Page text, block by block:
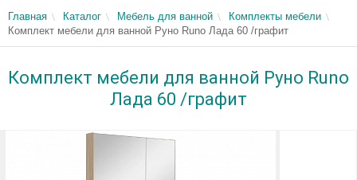
Главная Каталог Мебель для ванной
Комплекты мебели
Комплект мебели для ванной Руно Runo Лада 60 /графит
Комплект мебели для ванной Руно Runo
Лада 60 /графит